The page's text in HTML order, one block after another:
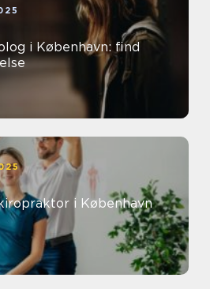
i København: find
i København